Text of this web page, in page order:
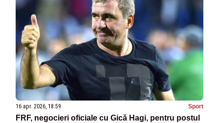
16 apr. 2026, 18:59 Sport
FRF, negocieri oficiale cu Gică Hagi, pentru postul